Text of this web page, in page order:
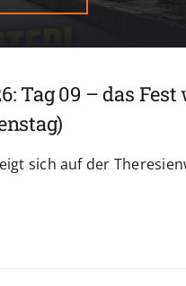
Tag 09 – das
sich auf der